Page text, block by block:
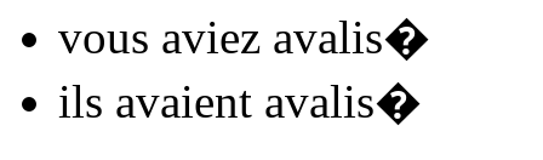
vous aviez avalis�
ils avaient avalis�